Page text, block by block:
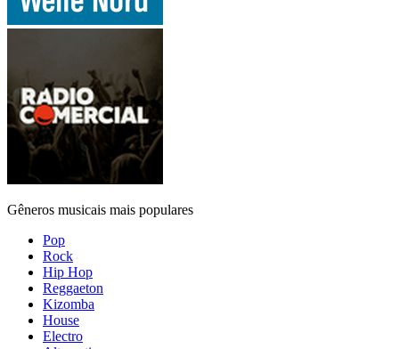
Gêneros musicais mais populares
Pop
Rock
Hip Hop
Reggaeton
Kizomba
House
Electro